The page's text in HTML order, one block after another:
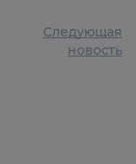
Следующая
новость